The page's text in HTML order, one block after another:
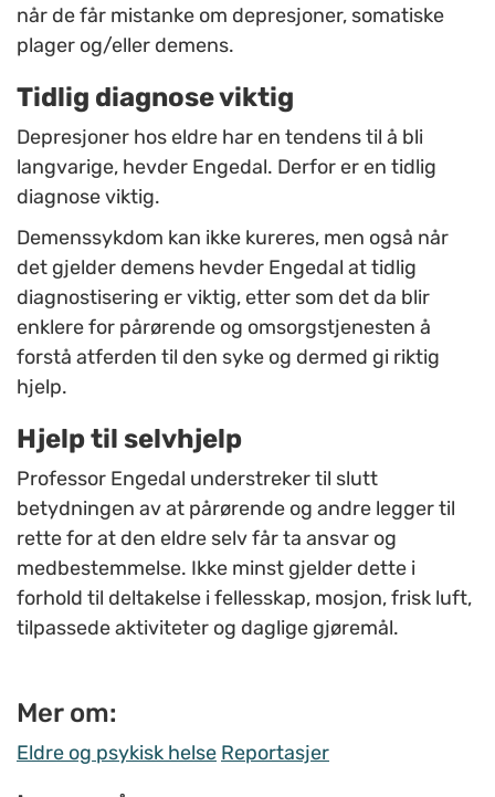
når de får mistanke om depresjoner, somatiske
plager og/eller demens.
Tidlig diagnose viktig
Depresjoner hos eldre har en tendens til å bli
langvarige, hevder Engedal. Derfor er en tidlig
diagnose viktig.
Demenssykdom kan ikke kureres, men også når
det gjelder demens hevder Engedal at tidlig
diagnostisering er viktig, etter som det da blir
enklere for pårørende og omsorgstjenesten å
forstå atferden til den syke og dermed gi riktig
hjelp.
Hjelp til selvhjelp
Professor Engedal understreker til slutt
betydningen av at pårørende og andre legger til
rette for at den eldre selv får ta ansvar og
medbestemmelse. Ikke minst gjelder dette i
forhold til deltakelse i fellesskap, mosjon, frisk luft,
tilpassede aktiviteter og daglige gjøremål.
Mer om:
Eldre og psykisk helse Reportasjer